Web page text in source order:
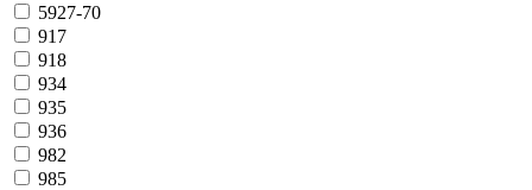
5927-70
917
918
934
935
936
982
985